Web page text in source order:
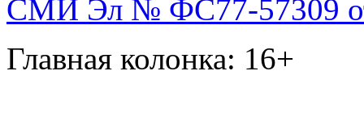
СМИ Эл № ФС77-57309
Главная колонка: 16+